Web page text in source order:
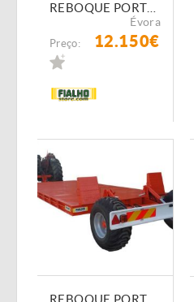
REBOQUE PORTA-ALFAIAS FIALHO FI-RTH 6200 X 2500 X 20 C/RODAS E TRAVÃO HID.
Évora
Preço: 12.150€
REBOQUE PORTA-ALFAIAS FIALHO FI-RTH 5500 X 2400 X 20 C/RODAS E TRAVÃO HID.